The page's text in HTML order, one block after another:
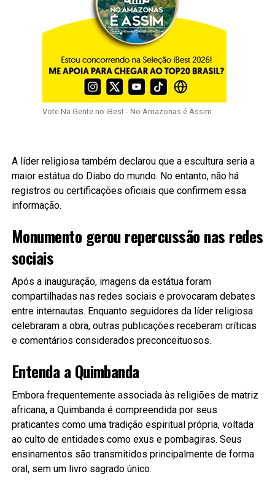
Vote Na Gente no iBest - No Amazonas é Assim
A líder religiosa também declarou que a escultura seria a
maior estátua do Diabo do mundo. No entanto, não há
registros ou certificações oficiais que confirmem essa
informação.
Monumento gerou repercussão nas redes
sociais
Após a inauguração, imagens da estátua foram
compartilhadas nas redes sociais e provocaram debates
entre internautas. Enquanto seguidores da líder religiosa
celebraram a obra, outras publicações receberam críticas
e comentários considerados preconceituosos.
Entenda a Quimbanda
Embora frequentemente associada às religiões de matriz
africana, a Quimbanda é compreendida por seus
praticantes como uma tradição espiritual própria, voltada
ao culto de entidades como exus e pombagiras. Seus
ensinamentos são transmitidos principalmente de forma
oral, sem um livro sagrado único.